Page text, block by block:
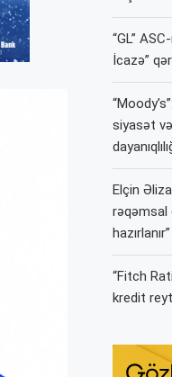
“GL”
İcazə”
siyasət
Elçin
rəqəmsal
“Fitch
kredit